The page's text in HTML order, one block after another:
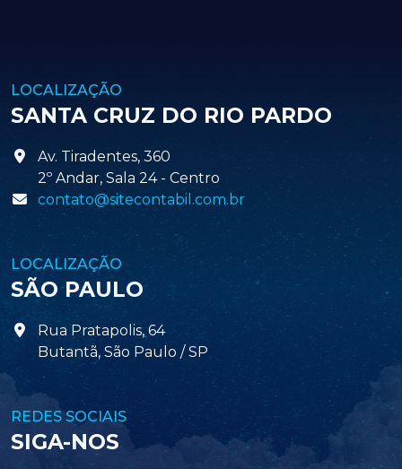
LOCALIZAÇÃO
SANTA CRUZ DO RIO PARDO
Av. Tiradentes, 360
2º Andar, Sala 24 - Centro
contato@sitecontabil.com.br
LOCALIZAÇÃO
SÃO PAULO
Rua Pratapolis, 64
Butantã, São Paulo / SP
REDES SOCIAIS
SIGA-NOS